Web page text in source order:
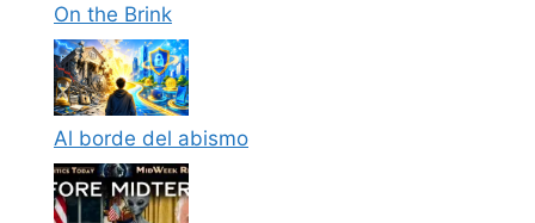
On the Brink
Al borde del abismo